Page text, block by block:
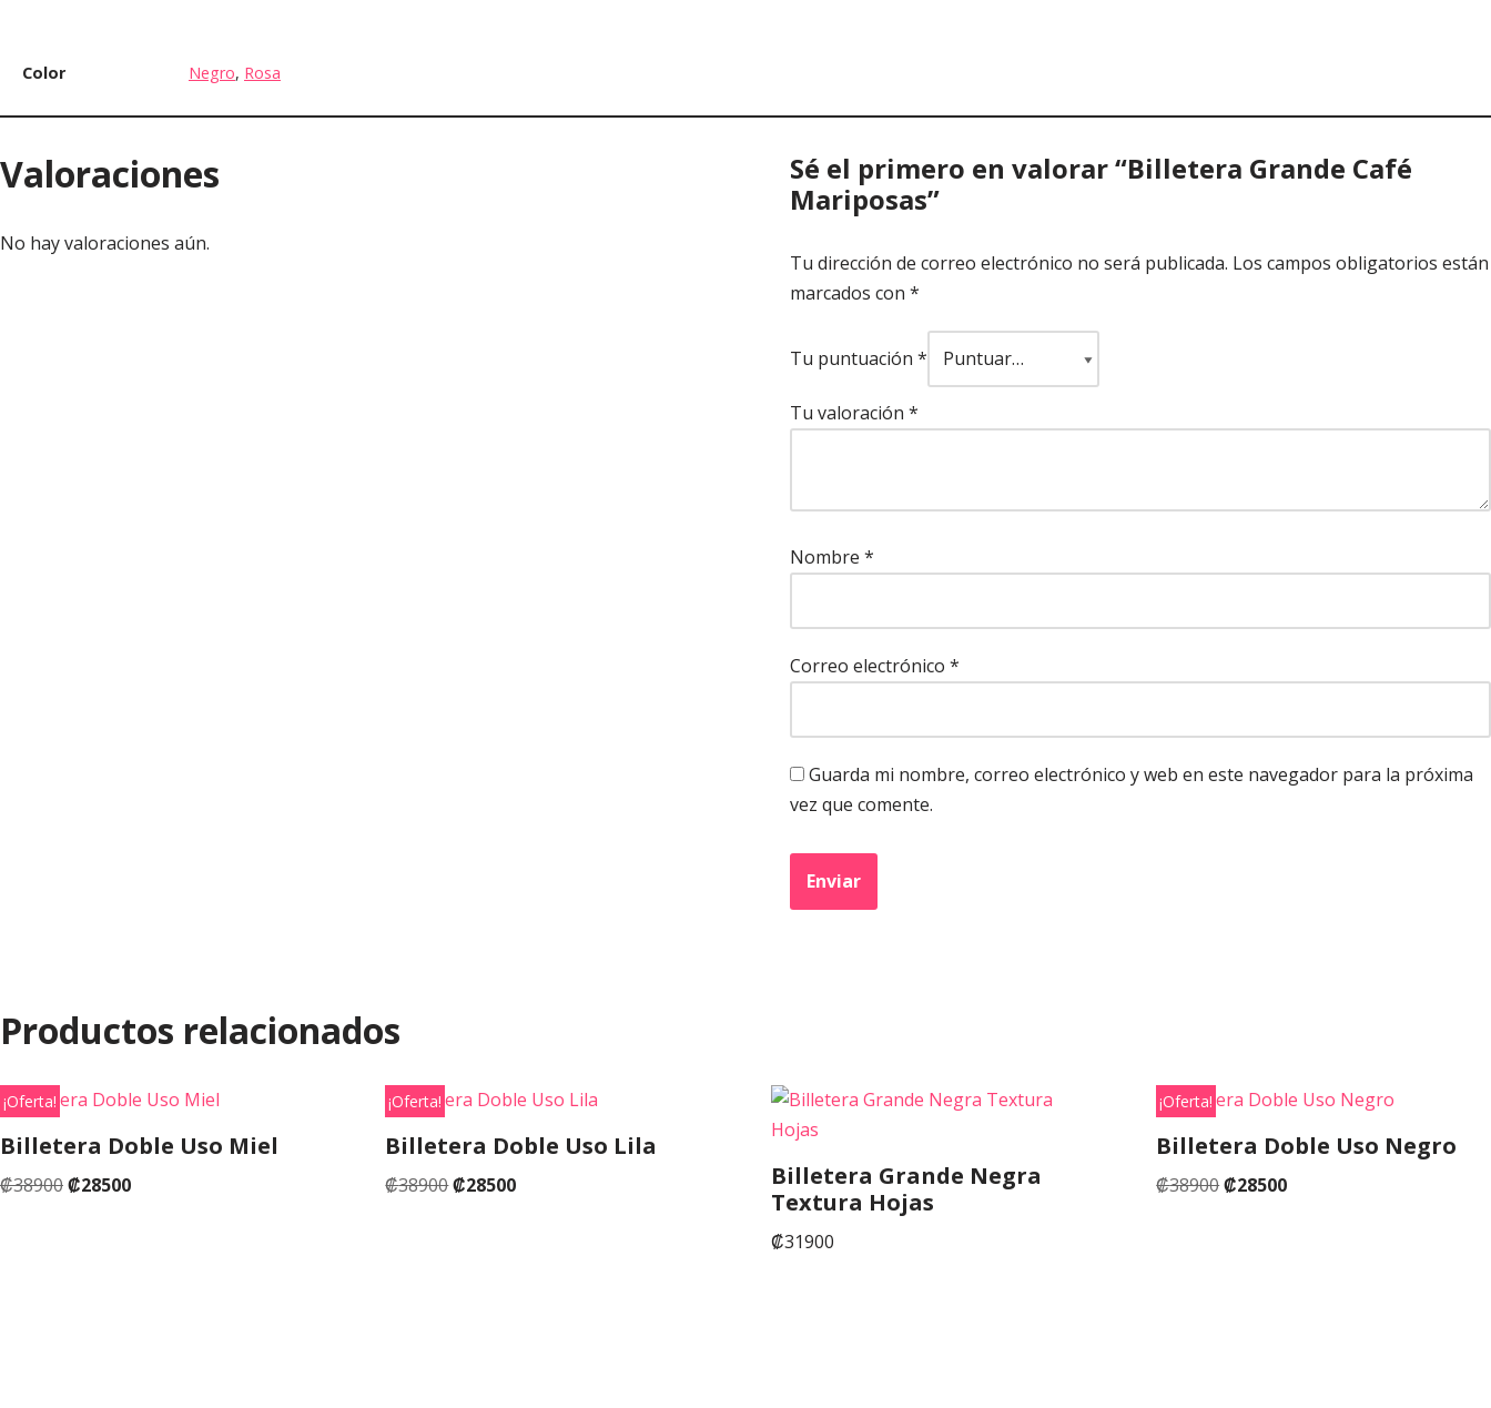
Color Negro, Rosa
Valoraciones
No hay valoraciones aún.
Sé el primero en valorar “Billetera Grande Café
Mariposas”
Tu dirección de correo electrónico no será publicada. Los campos obligatorios están
marcados con *
Tu puntuación *
Tu valoración *
Nombre *
Correo electrónico *
Guarda mi nombre, correo electrónico y web en este navegador para la próxima
vez que comente.
Productos relacionados
¡Oferta!
Billetera Doble Uso Miel
₡38900₡28500
¡Oferta!
Billetera Doble Uso Lila
₡38900₡28500
Billetera Grande Negra
Textura Hojas
₡31900
¡Oferta!
Billetera Doble Uso Negro
₡38900₡28500